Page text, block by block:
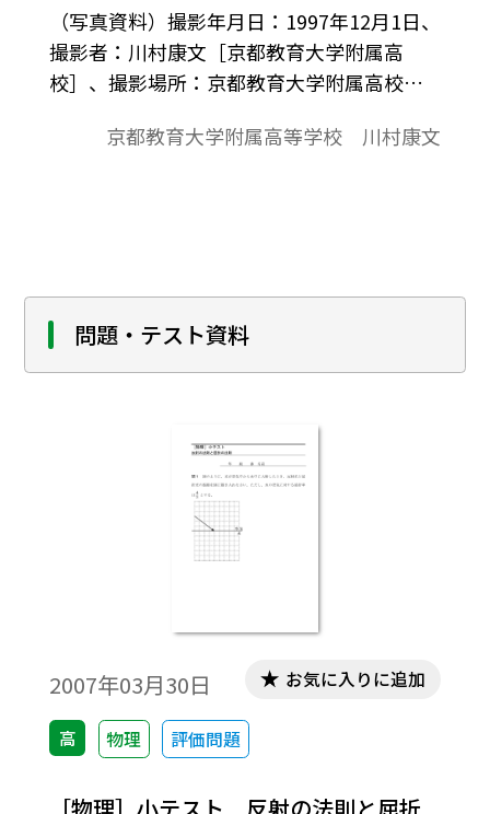
（写真資料）撮影年月日：1997年12月1日、
撮影者：川村康文［京都教育大学附属高
校］、撮影場所：京都教育大学附属高校物
モンストレーション実験器」を用いて、白
ット」を用いた。
京都教育大学附属高等学校 川村康文
問題・テスト資料
2007年03月30日
高 物理 評価問題
お気に入りに追加
［物理］小テスト 反射の法則と屈折